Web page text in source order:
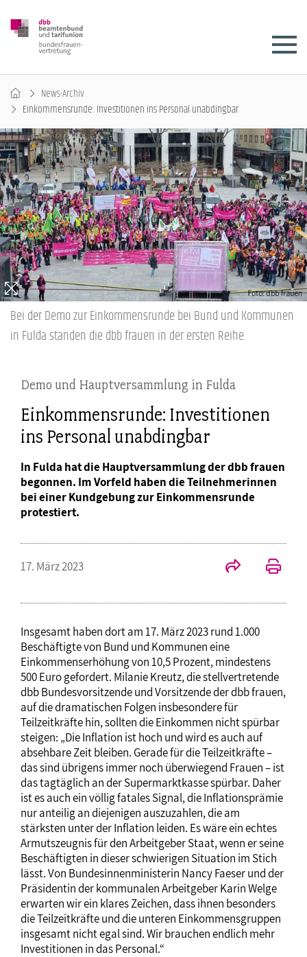
News-Archiv
Einkommensrunde: Investitionen ins Personal unabdingbar
Bei der Demo zur Einkommensrunde bei Bund und Kommunen
in Fulda standen die dbb frauen in der ersten Reihe.
Demo und Hauptversammlung in Fulda
Einkommensrunde: Investitionen
ins Personal unabdingbar
In Fulda hat die Hauptversammlung der dbb frauen
begonnen. Im Vorfeld haben die Teilnehmerinnen
bei einer Kundgebung zur Einkommensrunde
protestiert.
17. März 2023
Insgesamt haben dort am 17. März 2023 rund 1.000
Beschäftigte von Bund und Kommunen eine
Einkommenserhöhung von 10,5 Prozent, mindestens
500 Euro gefordert. Milanie Kreutz, die stellvertretende
dbb Bundesvorsitzende und Vorsitzende der dbb frauen,
auf die dramatischen Folgen insbesondere für
Teilzeitkräfte hin, sollten die Einkommen nicht spürbar
steigen: „Die Inflation ist hoch und wird es auch auf
absehbare Zeit bleiben. Gerade für die Teilzeitkräfte –
das sind übrigens immer noch überwiegend Frauen – ist
das tagtäglich an der Supermarktkasse spürbar. Daher
ist es auch ein völlig fatales Signal, die Inflationsprämie
nur anteilig an diejenigen auszuzahlen, die am
stärksten unter der Inflation leiden. Es wäre ein echtes
Armutszeugnis für den Arbeitgeber Staat, wenn er seine
Beschäftigten in dieser schwierigen Situation im Stich
lässt. Von Bundesinnenministerin Nancy Faeser und der
Präsidentin der kommunalen Arbeitgeber Karin Welge
erwarten wir ein klares Zeichen, dass ihnen besonders
die Teilzeitkräfte und die unteren Einkommensgruppen
insgesamt nicht egal sind. Wir brauchen endlich mehr
Investitionen in das Personal.“